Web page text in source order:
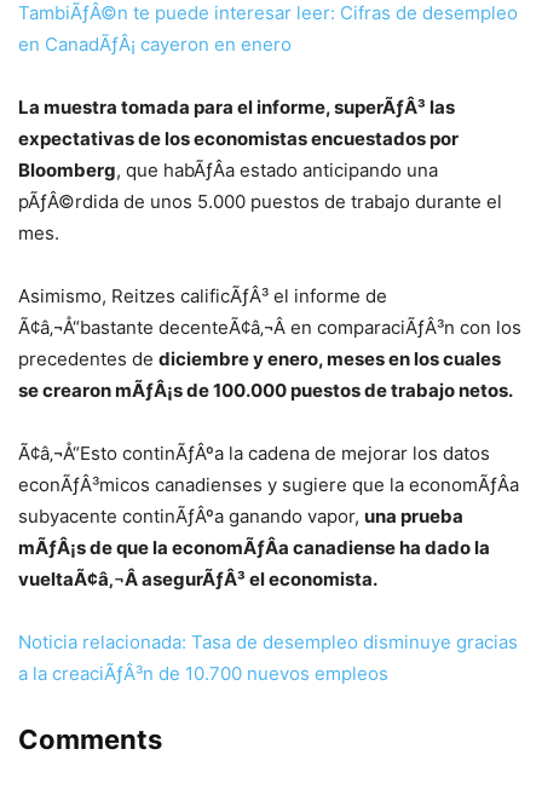
TambiÃƒÂ©n te puede interesar leer: Cifras de desempleo
en CanadÃƒÂ¡ cayeron en enero
La muestra tomada para el informe, superÃƒÂ³ las
expectativas de los economistas encuestados por
Bloomberg, que habÃƒÂ­a estado anticipando una
pÃƒÂ©rdida de unos 5.000 puestos de trabajo durante el
mes.
Asimismo, Reitzes calificÃƒÂ³ el informe de
Ã¢â‚¬Å“bastante decenteÃ¢â‚¬Â en comparaciÃƒÂ³n con los
precedentes de diciembre y enero, meses en los cuales
se crearon mÃƒÂ¡s de 100.000 puestos de trabajo netos.
Ã¢â‚¬Å“Esto continÃƒÂºa la cadena de mejorar los datos
econÃƒÂ³micos canadienses y sugiere que la economÃƒÂ­a
subyacente continÃƒÂºa ganando vapor, una prueba
mÃƒÂ¡s de que la economÃƒÂ­a canadiense ha dado la
vueltaÃ¢â‚¬Â asegurÃƒÂ³ el economista.
Noticia relacionada: Tasa de desempleo disminuye gracias
a la creaciÃƒÂ³n de 10.700 nuevos empleos
Comments